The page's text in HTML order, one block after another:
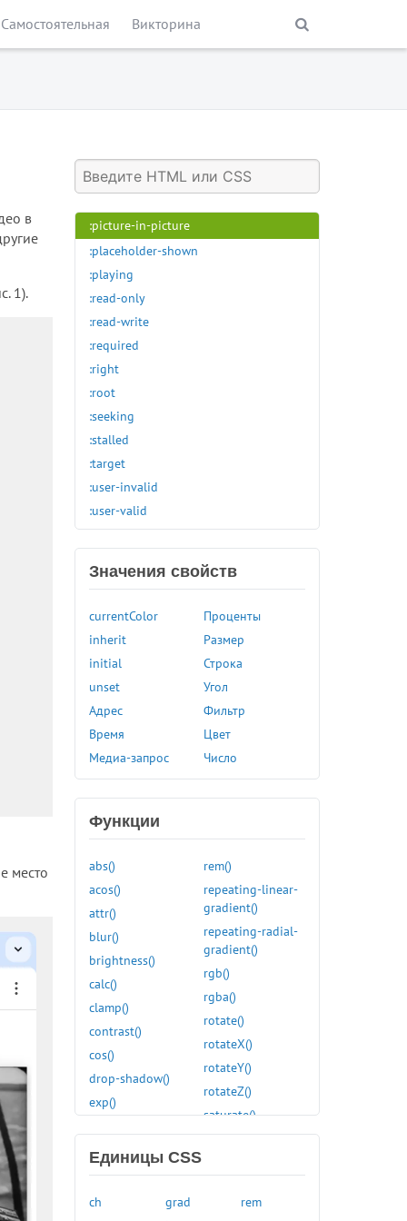
Самостоятельная Викторина
в
1).
место
:nth-last-child()
:out-of-range
:paused
:picture-in-picture
:placeholder-shown
:playing
:read-only
:read-write
:required
:right
:root
:seeking
:stalled
:target
:user-invalid
:user-valid
:valid
:volume-locked
@media
@page
@supports
accent-color
align-content
align-items
align-self
all
animation
animation-delay
animation-direction
animation-duration
animation-fill-mode
animation-iteration-count
animation-name
animation-play-state
aspect-ratio
backdrop-filter
Значения свойств
currentColor
inherit
initial
unset
Адрес
Время
Медиа-запрос
Проценты
Размер
Строка
Угол
Фильтр
Цвет
Число
Функции
abs()
acos()
attr()
blur()
brightness()
calc()
clamp()
contrast()
cos()
drop-shadow()
exp()
hsl()
hue-rotate()
hwb()
rem()
repeating-linear-
gradient()
repeating-radial-
gradient()
rgb()
rgba()
rotate()
rotateX()
rotateY()
rotateZ()
saturate()
scale()
scaleZ()
Единицы CSS
ch
grad
rem